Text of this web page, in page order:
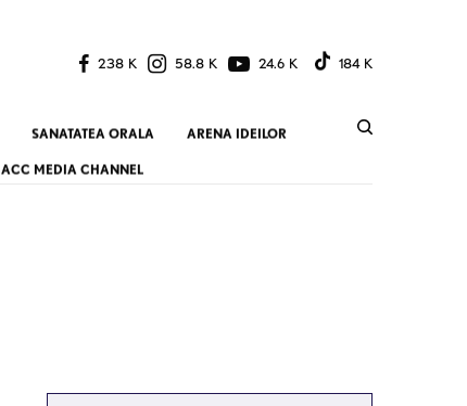
238 K 58.8 K 24.6 K 184 K
SANATATEA ORALA ARENA IDEILOR
ACC MEDIA CHANNEL